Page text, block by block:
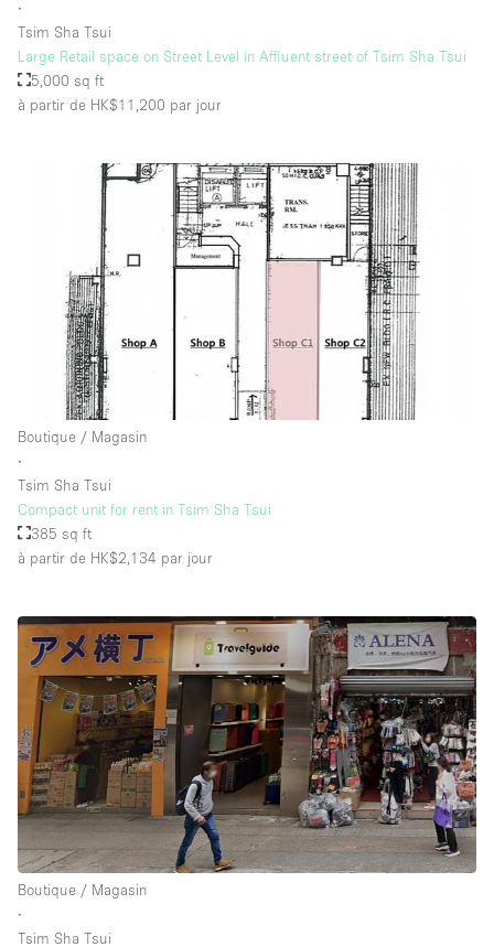
∙
Tsim Sha Tsui
Large Retail space on Street Level in Affluent street of Tsim Sha Tsui
5,000 sq ft
à partir de HK$11,200 par jour
Boutique / Magasin
∙
Tsim Sha Tsui
Compact unit for rent in Tsim Sha Tsui
385 sq ft
à partir de HK$2,134 par jour
Boutique / Magasin
∙
Tsim Sha Tsui